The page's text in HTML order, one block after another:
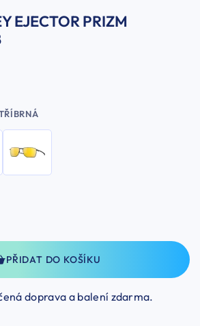
EJECTOR PRIZM
PŘIDAT DO KOŠÍKU
doprava a balení zdarma.